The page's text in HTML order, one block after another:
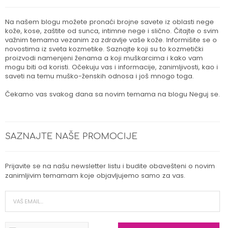
Na našem blogu možete pronaći brojne savete iz oblasti nege
kože, kose, zaštite od sunca, intimne nege i slično. Čitajte o svim
važnim temama vezanim za zdravlje vaše kože. Informišite se o
novostima iz sveta kozmetike. Saznajte koji su to kozmetički
proizvodi namenjeni ženama a koji muškarcima i kako vam
mogu biti od koristi. Očekuju vas i informacije, zanimljivosti, kao i
saveti na temu muško-ženskih odnosa i još mnogo toga.
Čekamo vas svakog dana sa novim temama na blogu Neguj se.
SAZNAJTE NAŠE PROMOCIJE
Prijavite se na našu newsletter listu i budite obavešteni o novim
zanimljivim temamam koje objavljujemo samo za vas.